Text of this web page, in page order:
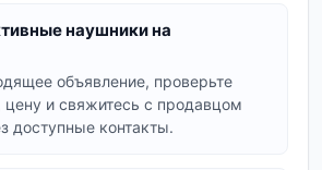
активных наушников
улавливают звуки
а электроника
усиливая тихие и подавляя
пользователю слышать
наушники на
объявление, проверьте
цену и свяжитесь с продавцом
доступные контакты.